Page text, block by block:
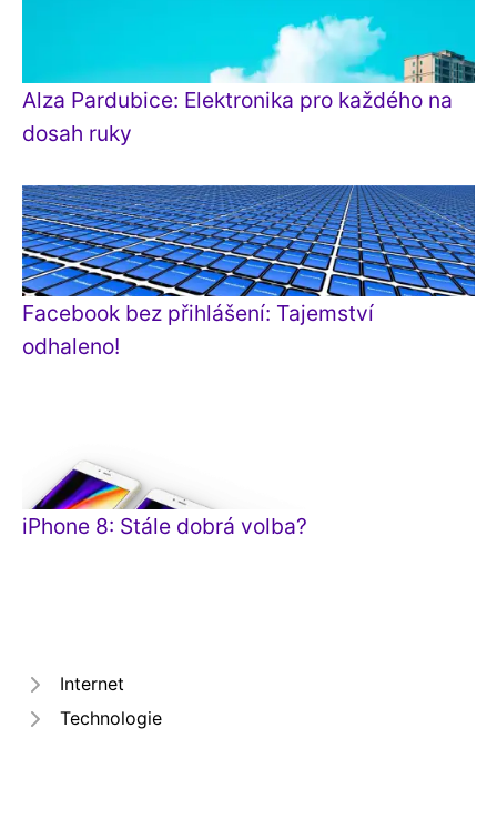
Alza Pardubice: Elektronika pro každého na
dosah ruky
Facebook bez přihlášení: Tajemství
odhaleno!
iPhone 8: Stále dobrá volba?
Internet
Technologie